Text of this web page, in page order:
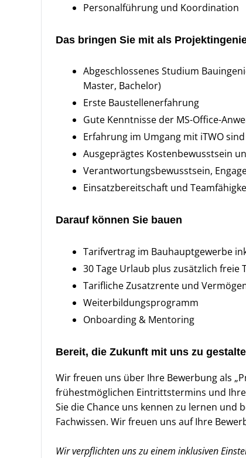
Personalführung und Koordination
Das bringen Sie mit als
Abgeschlossenes Studium
Master, Bachelor)
Erste Baustellenerfahrung
Gute Kenntnisse der MS-Office-
Erfahrung im Umgang mit iTWO
Ausgeprägtes Kostenbewusstsein
Verantwortungsbewusstsein,
Einsatzbereitschaft und
Darauf können Sie bauen
Tarifvertrag im Bauhauptgewerbe
30 Tage Urlaub plus zusätzlich freie
Tarifliche Zusatzrente und
Weiterbildungsprogramm
Onboarding & Mentoring
Bereit, die Zukunft mit uns zu
Wir freuen uns über Ihre Bewerbung als
frühestmöglichen Eintrittstermins und
Sie die Chance uns kennen zu lernen
Fachwissen. Wir freuen uns auf Ihre
Wir verpflichten uns zu einem inklusiven